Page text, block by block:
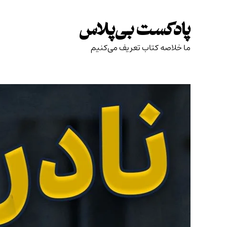
to
content
پادکست بی‌پلاس
ما خلاصه کتاب تعریف می‌کنیم